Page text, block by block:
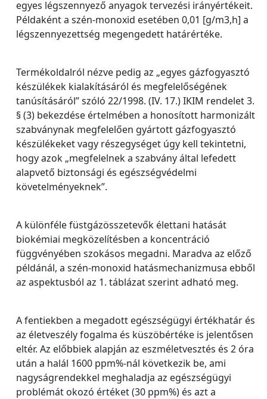
egyes légszennyező anyagok tervezési irányértékeit.
Példaként a szén-monoxid esetében 0,01 [g/m3,h] a
légszennyezettség megengedett határértéke.
Termékoldalról nézve pedig az „egyes gázfogyasztó
készülékek kialakításáról és megfelelőségének
tanúsításáról” szóló 22/1998. (IV. 17.) IKIM rendelet 3.
§ (3) bekezdése értelmében a honosított harmonizált
szabványnak megfelelően gyártott gázfogyasztó
készülékeket vagy részegységet úgy kell tekintetni,
hogy azok „megfelelnek a szabvány által lefedett
alapvető biztonsági és egészségvédelmi
követelményeknek”.
A különféle füstgázösszetevők élettani hatását
biokémiai megközelítésben a koncentráció
függvényében szokásos megadni. Maradva az előző
példánál, a szén-monoxid hatásmechanizmusa ebből
az aspektusból az 1. táblázat szerint adható meg.
A fentiekben a megadott egészségügyi értékhatár és
az életveszély fogalma és küszöbértéke is jelentősen
eltér. Az előbbiek alapján az eszméletvesztés és 2 óra
után a halál 1600 ppm%-nál következik be, ami
nagyságrendekkel meghaladja az egészségügyi
problémát okozó értéket (30 ppm%) és azt a